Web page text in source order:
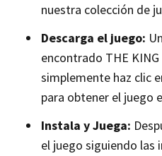
nuestra colección de
Descarga el juego:
encontrado THE KING
simplemente haz clic
para obtener el juego
Instala y Juega:
el juego siguiendo las